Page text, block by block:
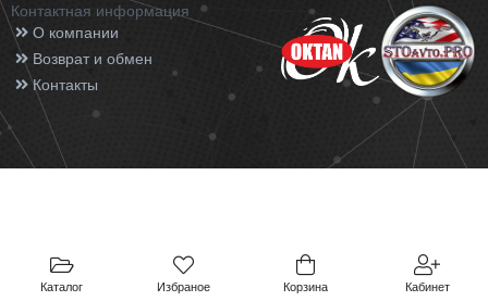
Каталог Избраное Корзина Кабинет
Контактная информация
О компании
Возврат и обмен
Контакты